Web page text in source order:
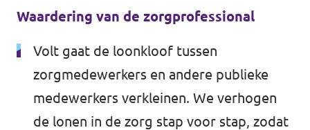
Waardering van de zorgprofessional
Volt gaat de loonkloof tussen
zorgmedewerkers en andere publieke
medewerkers verkleinen. We verhogen
de lonen in de zorg stap voor stap, zodat